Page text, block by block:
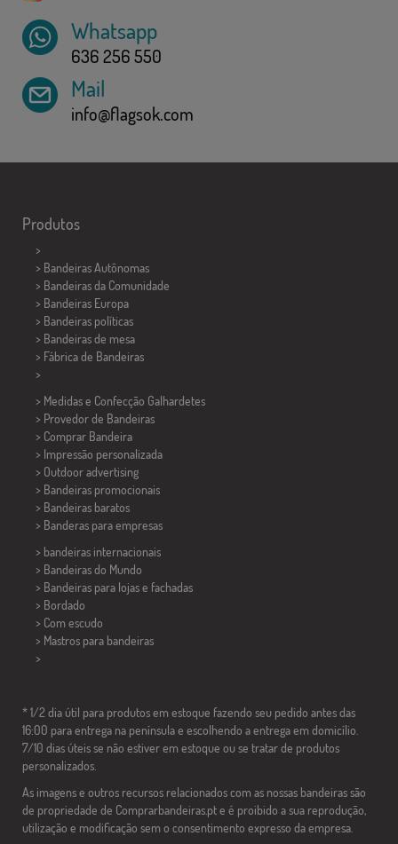
Whatsapp
636 256 550
Mail
info@flagsok.com
Produtos
>
> Bandeiras Autônomas
> Bandeiras da Comunidade
> Bandeiras Europa
> Bandeiras políticas
> Bandeiras de mesa
> Fábrica de Bandeiras
>
> Medidas e Confecção Galhardetes
> Provedor de Bandeiras
> Comprar Bandeira
> Impressão personalizada
> Outdoor advertising
> Bandeiras promocionais
> Bandeiras baratos
> Banderas para empresas
> bandeiras internacionais
> Bandeiras do Mundo
> Bandeiras para lojas e fachadas
> Bordado
> Com escudo
> Mastros para bandeiras
>
* 1/2 dia útil para produtos em estoque fazendo seu pedido antes das
16:00 para entrega na península e escolhendo a entrega em domicílio.
7/10 dias úteis se não estiver em estoque ou se tratar de produtos
personalizados.
As imagens e outros recursos relacionados com as nossas bandeiras são
de propriedade de Comprarbandeiras.pt e é proibido a sua reprodução,
utilização e modificação sem o consentimento expresso da empresa.